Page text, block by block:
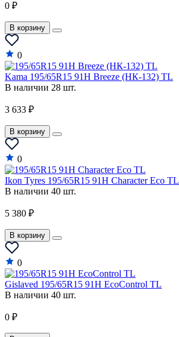
0 ₽
В корзину
0
Kama 195/65R15 91H Breeze (НК-132) TL
В наличии 28 шт.
3 633 ₽
В корзину
0
Ikon Tyres 195/65R15 91H Character Eco TL
В наличии 40 шт.
5 380 ₽
В корзину
0
Gislaved 195/65R15 91H EcoControl TL
В наличии 40 шт.
0 ₽